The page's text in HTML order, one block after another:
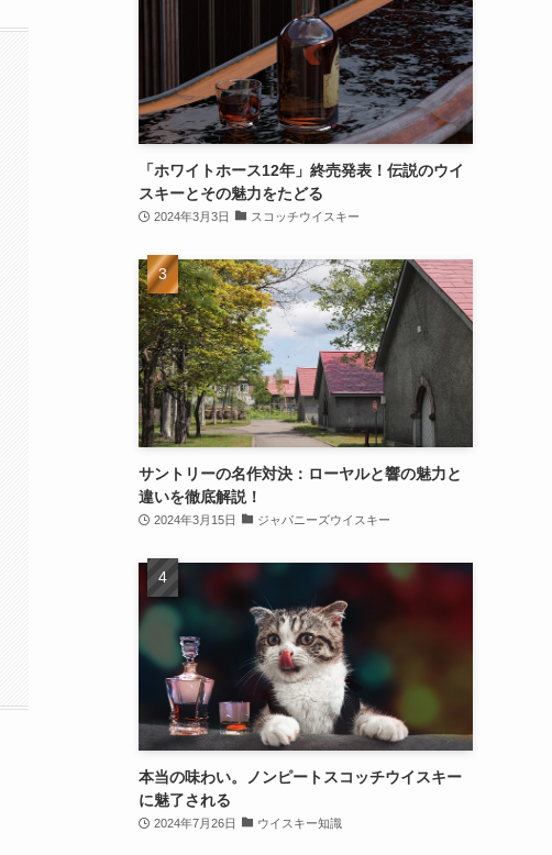
「ホワイトホース12年」終売発表！伝説のウイ
スキーとその魅力をたどる
2024年3月3日 スコッチウイスキー
サントリーの名作対決：ローヤルと響の魅力と
違いを徹底解説！
2024年3月15日 ジャパニーズウイスキー
本当の味わい。ノンピートスコッチウイスキー
に魅了される
2024年7月26日 ウイスキー知識